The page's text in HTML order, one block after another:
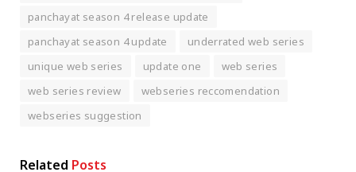
panchayat season 4 release update
panchayat season 4 update
underrated web series
unique web series
update one
web series
web series review
webseries reccomendation
webseries suggestion
Related Posts